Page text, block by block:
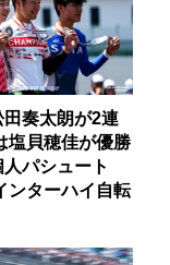
田奏太朗が2連
塩貝穂佳が優勝
人パシュート
ンターハイ自転